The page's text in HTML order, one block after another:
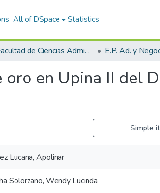
All of DSpace Statistics
Facultad de Ciencias Administrativas
oro en Upina II del
Simple
Lucana, Apolinar
Solorzano, Wendy Lucinda